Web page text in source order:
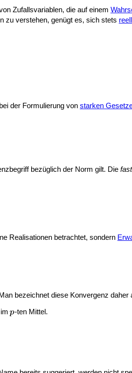
Zufallsvariablen, die auf einem
zu verstehen, genügt es, sich stets
der Formulierung von starken
bezüglich der Norm gilt. Die
Realisationen betrachtet, sondern
bezeichnet diese Konvergenz daher
im -ten Mittel.